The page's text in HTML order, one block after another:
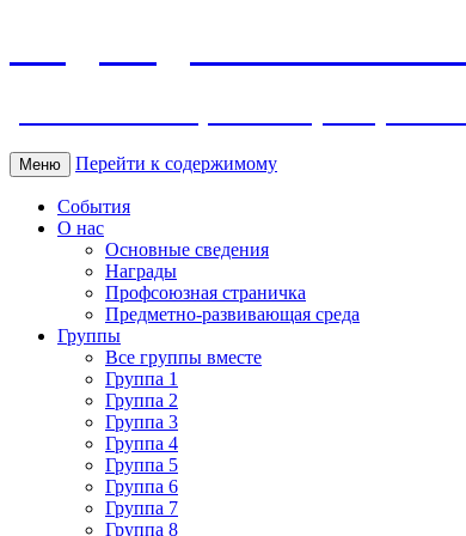
Меню Перейти к содержимому
События
О нас
Основные сведения
Награды
Профсоюзная страничка
Предметно-развивающая среда
Группы
Все группы вместе
Группа 1
Группа 2
Группа 3
Группа 4
Группа 5
Группа 6
Группа 7
Группа 8